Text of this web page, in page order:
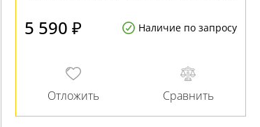
5 590 ₽ Наличие по запросу